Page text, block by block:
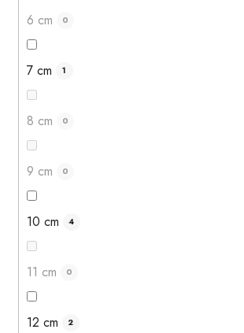
6 cm 0
7 cm 1
8 cm 0
9 cm 0
10 cm 4
11 cm 0
12 cm 2